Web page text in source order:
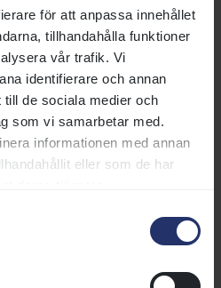
för att anpassa innehållet
tillhandahålla funktioner
vår trafik. Vi
identifierare och annan
till de sociala medier och
som vi samarbetar med.
informationen med annan
eller som de har
En kostnad på 400 kr tas
anmält er att få betala ev.
folkhögskolas